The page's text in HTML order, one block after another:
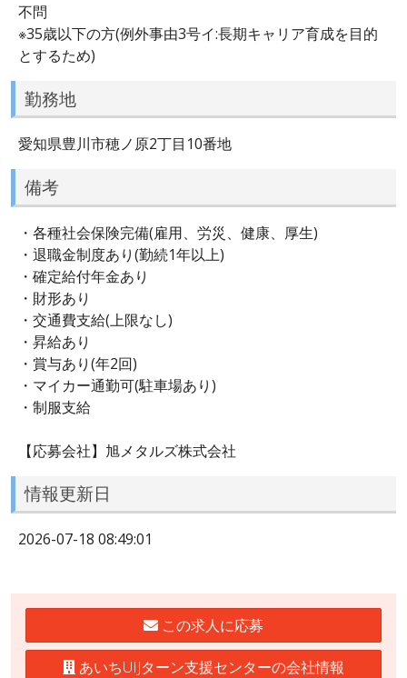
不問
※35歳以下の方(例外事由3号イ:長期キャリア育成を目的
とするため)
勤務地
愛知県豊川市穂ノ原2丁目10番地
備考
・各種社会保険完備(雇用、労災、健康、厚生)
・退職金制度あり(勤続1年以上)
・確定給付年金あり
・財形あり
・交通費支給(上限なし)
・昇給あり
・賞与あり(年2回)
・マイカー通勤可(駐車場あり)
・制服支給
【応募会社】旭メタルズ株式会社
情報更新日
2026-07-18 08:49:01
この求人に応募
あいちUIJターン支援センターの会社情報